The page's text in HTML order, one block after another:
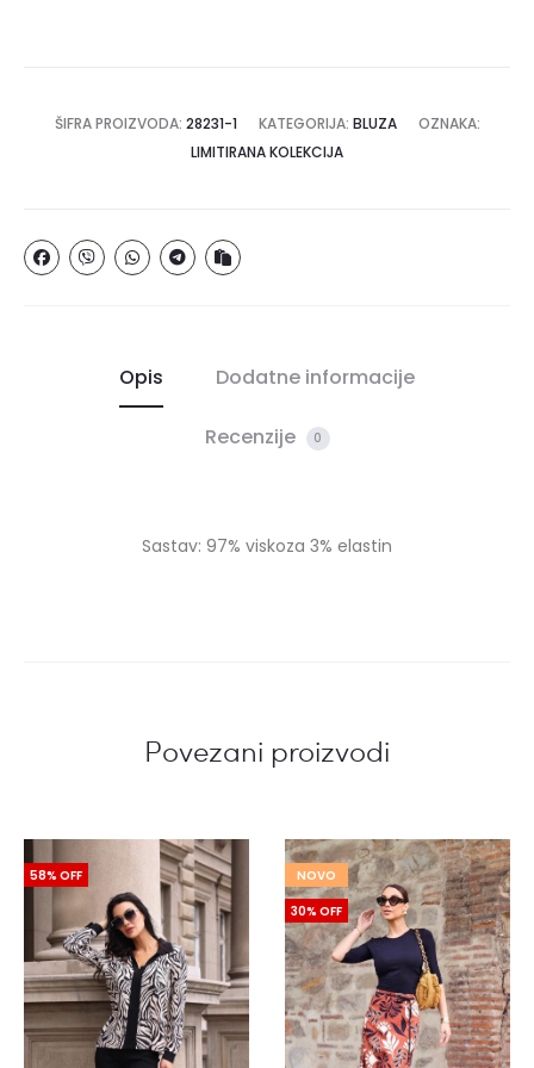
ŠIFRA PROIZVODA: 28231-1 KATEGORIJA: BLUZA
OZNAKA:
LIMITIRANA KOLEKCIJA
Opis Dodatne informacije
Recenzije 0
Sastav: 97% viskoza 3% elastin
Povezani proizvodi
58% OFF
NOVO
30% OFF